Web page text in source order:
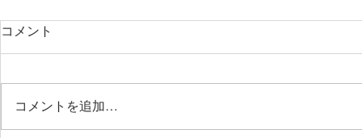
Re-Mix13 [Nagasaki]
コメント
コメントを追加…